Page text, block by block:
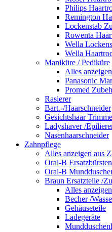
Philips
Remington
Lockenstab
Rowenta
Wella
Wella
Maniküre / Pediküre
Alles
Panasonic
Promed
Rasierer
Bart.-/Haarschneider
Gesichtshaar
Ladyshaver /
Nasenhaarschneider
Zahnpflege
Alles anzeigen aus
Oral-B Ersatzbürsten
Oral-B
Braun Ersatzteile /
Alles
Becher /
Gehäuseteile
Ladegeräte